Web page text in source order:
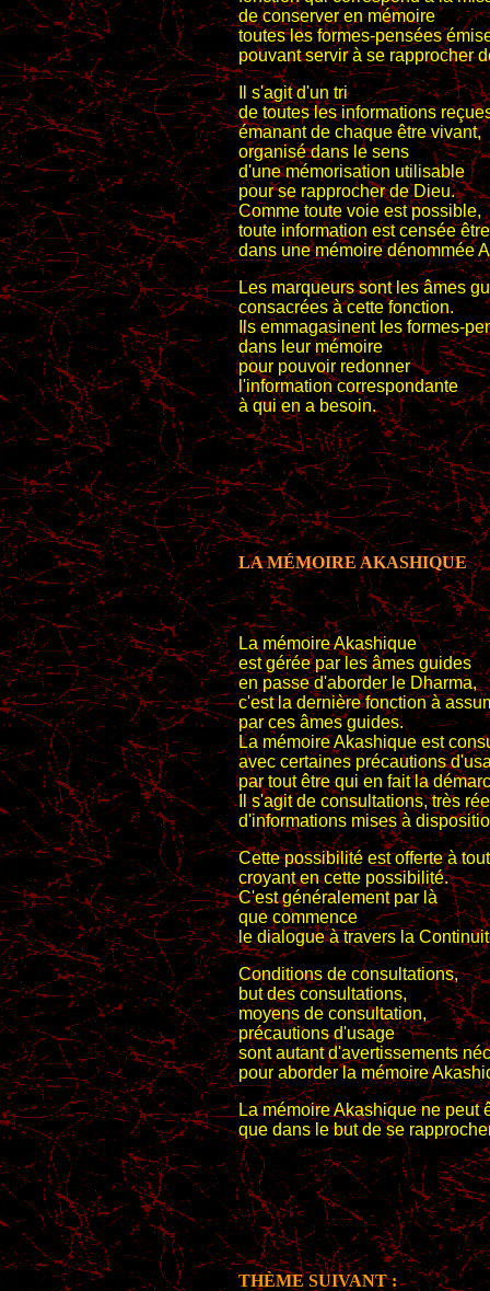
de conserver en mémoire
toutes les formes-pensées
pouvant servir à se rapprocher
Il s'agit d'un tri
de toutes les informations
émanant de chaque être vivant,
organisé dans le sens
d'une mémorisation utilisable
pour se rapprocher de Dieu.
Comme toute voie est possible,
toute information est censée
dans une mémoire dénommée
Les marqueurs sont les âmes
consacrées à cette fonction.
Ils emmagasinent les formes-
dans leur mémoire
pour pouvoir redonner
l'information correspondante
à qui en a besoin.
LA MÉMOIRE AKASHIQUE
La mémoire Akashique
est gérée par les âmes guides
en passe d'aborder le Dharma,
c'est la dernière fonction à
par ces âmes guides.
La mémoire Akashique est
avec certaines précautions
par tout être qui en fait la
Il s'agit de consultations, très
d'informations mises à
Cette possibilité est offerte à
croyant en cette possibilité.
C'est généralement par là
que commence
le dialogue à travers la
Conditions de consultations,
but des consultations,
moyens de consultation,
précautions d'usage
sont autant d'avertissements
pour aborder la mémoire
La mémoire Akashique ne peut
que dans le but de se
THÈME SUIVANT :